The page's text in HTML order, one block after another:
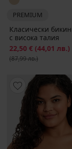
PREMIUM
Класически
с висока талия
Намаление
22,50 € (44,01 лв.)
(87,99 лв.)